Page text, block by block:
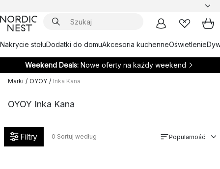
Nakrycie stołuDodatki do domuAkcesoria kuchenneOświetlenie
Weekend Deals: Nowe oferty na każdy weekend
Marki / OYOY / Inka Kana
OYOY Inka Kana
Filtry 0 Sortuj według Popularność